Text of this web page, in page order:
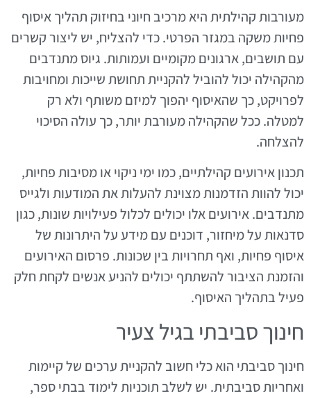
מעורבות קהילתית היא מרכיב חיוני בחיזוק תהליך איסוף
פחיות משקה במגזר הפרטי. כדי להצליח, יש ליצור קשרים
עם תושבים, ארגונים מקומיים ועמותות. גיוס מתנדבים
מהקהילה יכול להוביל להקניית תחושת שייכות ומחויבות
לפרויקט, כך שהאיסוף יהפוך למיזם משותף ולא רק
למטלה. ככל שהקהילה מעורבת יותר, כך עולה הסיכוי
להצלחה.
תכנון אירועים קהילתיים, כמו ימי ניקוי או מסיבות פחיות,
יכול להוות הזדמנות מצוינת להעלות את המודעות ולגייס
מתנדבים. אירועים אלו יכולים לכלול פעילויות שונות, כגון
סדנאות על מיחזור, דוכנים עם מידע על היתרונות של
איסוף פחיות, ואף תחרויות בין שכונות. פרסום האירועים
והזמנת הציבור להשתתף יכולים להניע אנשים לקחת חלק
פעיל בתהליך האיסוף.
חינוך סביבתי בגיל צעיר
חינוך סביבתי הוא כלי חשוב להקניית ערכים של קיימות
ואחריות סביבתית. יש לשלב תוכניות לימוד בבתי ספר,